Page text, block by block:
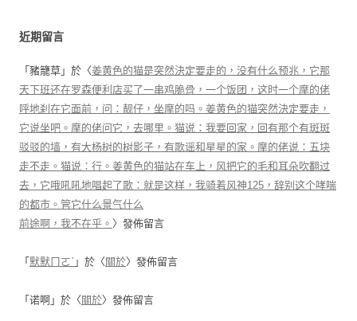
近期留言
「 豬籠草 」於〈姜黄色的猫是突然決定要走的，没有什么预兆，它那
天下班还在罗森便利店买了一串鸡脆骨，一个饭团，这时一个摩的佬
呼地刹在它面前，问：靓仔，坐摩的吗。姜黄色的猫突然決定要走，
它说坐吧。摩的佬问它，去哪里。猫说：我要回家，回有那个有斑斑
驳驳的墙，有大杨树的树影子，有歌谣和星星的家。摩的佬说：五块
走不走。猫说：行。姜黄色的猫站在车上，风把它的毛和耳朵吹翻过
去，它哦吼吼地唱起了歌：就是这样，我骑着风神125，辞别这个哮喘
的都市。管它什么景气什么
前途啊，我不在乎。 〉發佈留言
「 默默ㄇㄛˋ 」於〈 關於〉發佈留言
「 诺啊 」於〈 關於〉發佈留言